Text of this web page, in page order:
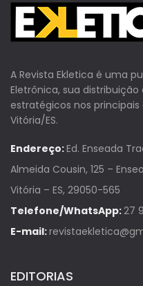
A Revista Ekletica é uma
Eletrônica, sua
estratégicos nos
Vitória/ES.
Endereço:Ed. Enseada
Almeida Cousin, 125 –
Vitória – ES, 29050-565
Telefone/WhatsApp:27
E-mail:
EDITORIAS